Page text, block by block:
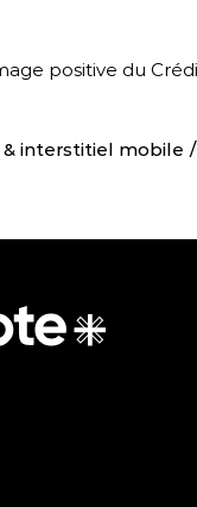
positive du
& interstitiel mobile